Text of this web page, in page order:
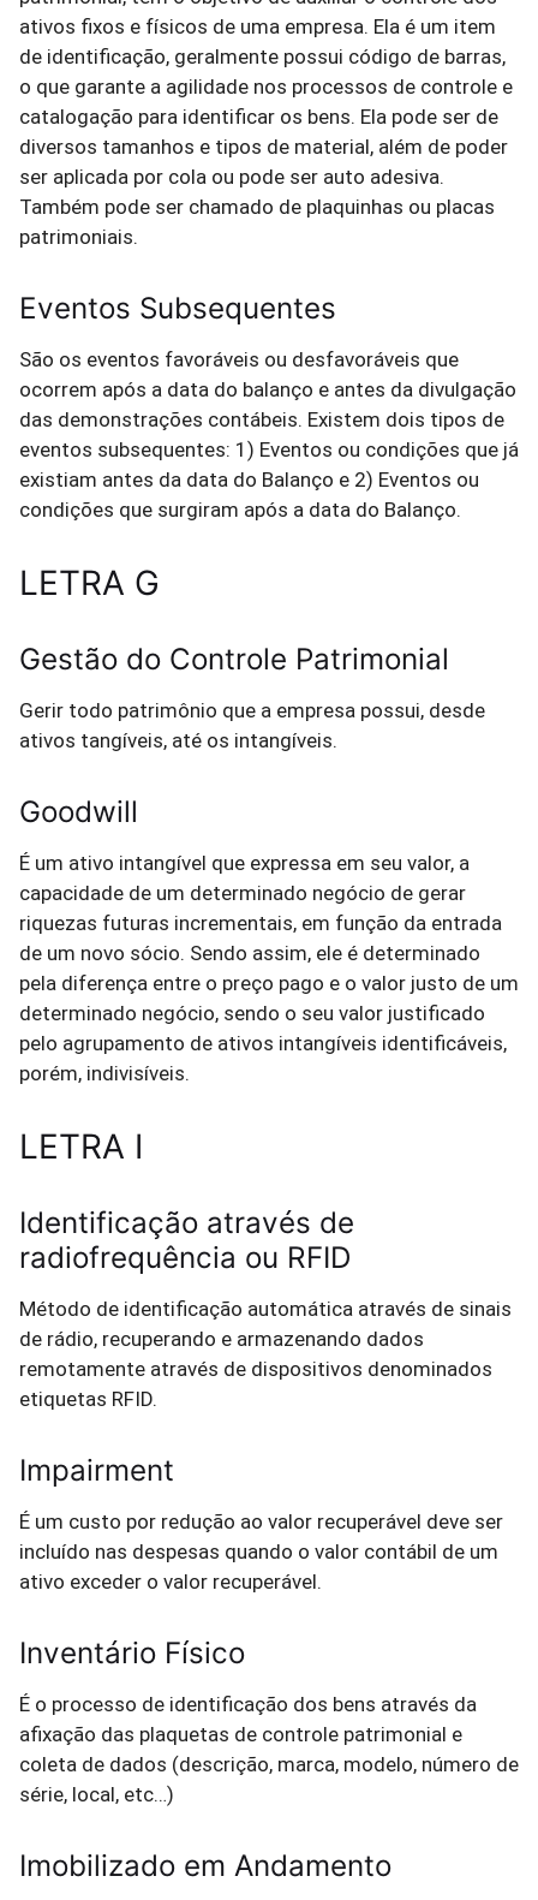
ativos fixos e físicos de uma empresa. Ela é um item
de identificação, geralmente possui código de barras,
o que garante a agilidade nos processos de controle e
catalogação para identificar os bens. Ela pode ser de
diversos tamanhos e tipos de material, além de poder
ser aplicada por cola ou pode ser auto adesiva.
Também pode ser chamado de plaquinhas ou placas
patrimoniais.
Eventos Subsequentes
São os eventos favoráveis ou desfavoráveis que
ocorrem após a data do balanço e antes da divulgação
das demonstrações contábeis. Existem dois tipos de
eventos subsequentes: 1) Eventos ou condições que já
existiam antes da data do Balanço e 2) Eventos ou
condições que surgiram após a data do Balanço.
LETRA G
Gestão do Controle Patrimonial
Gerir todo patrimônio que a empresa possui, desde
ativos tangíveis, até os intangíveis.
Goodwill
É um ativo intangível que expressa em seu valor, a
capacidade de um determinado negócio de gerar
riquezas futuras incrementais, em função da entrada
de um novo sócio. Sendo assim, ele é determinado
pela diferença entre o preço pago e o valor justo de um
determinado negócio, sendo o seu valor justificado
pelo agrupamento de ativos intangíveis identificáveis,
porém, indivisíveis.
LETRA I
Identificação através de
radiofrequência ou RFID
Método de identificação automática através de sinais
de rádio, recuperando e armazenando dados
remotamente através de dispositivos denominados
etiquetas RFID.
Impairment
É um custo por redução ao valor recuperável deve ser
incluído nas despesas quando o valor contábil de um
ativo exceder o valor recuperável.
Inventário Físico
É o processo de identificação dos bens através da
afixação das plaquetas de controle patrimonial e
coleta de dados (descrição, marca, modelo, número de
série, local, etc…)
Imobilizado em Andamento